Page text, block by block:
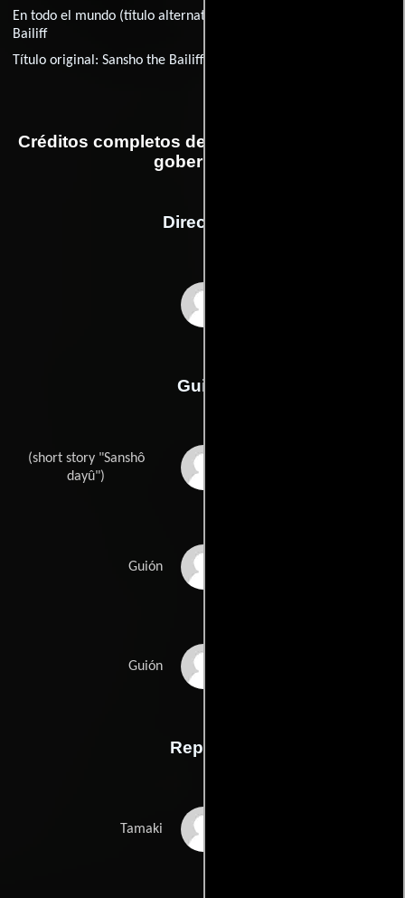
En todo el mundo (título alternativo) (Título Ingl:
Bailiff
Título original:Sansho the Bailiff
Créditos completos de la película Sansho, el
gobernador
Dirección
Guión
(short story "Sanshô
dayû")
Guión
Guión
Reparto
Tamaki